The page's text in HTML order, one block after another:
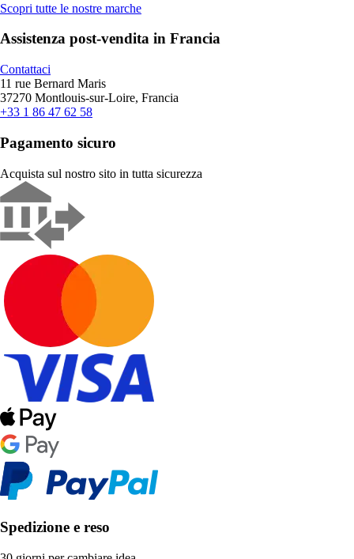
Scopri tutte le nostre marche
Assistenza post-vendita in Francia
Contattaci
11 rue Bernard Maris
37270 Montlouis-sur-Loire, Francia
+33 1 86 47 62 58
Pagamento sicuro
Acquista sul nostro sito in tutta sicurezza
Spedizione e reso